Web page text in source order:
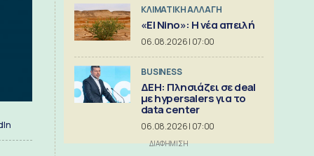
ΚΛΙΜΑΤΙΚΗ ΑΛΛΑΓΗ
«El Nino»: Η νέα απειλή
06.08.2026 | 07:00
BUSINESS
ΔΕΗ: Πλησιάζει σε deal
με hypersalers για το
data center
06.08.2026 | 07:00